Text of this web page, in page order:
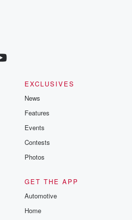
EXCLUSIVES
News
Features
Events
Contests
Photos
GET THE APP
Automotive
Home